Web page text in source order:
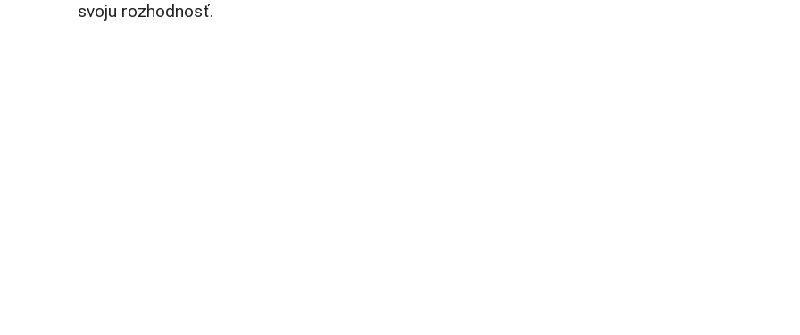
svoju rozhodnosť.